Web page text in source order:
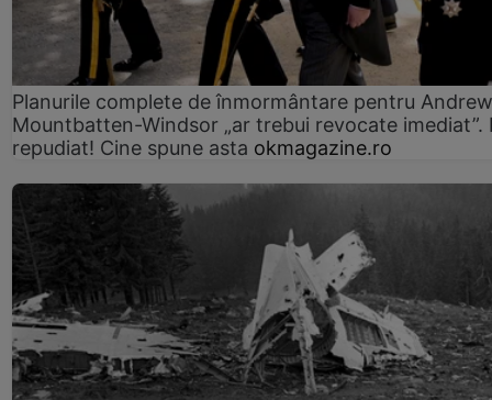
Planurile complete de înmormântare pentru Andrew
Mountbatten-Windsor „ar trebui revocate imediat”.
repudiat! Cine spune asta okmagazine.ro